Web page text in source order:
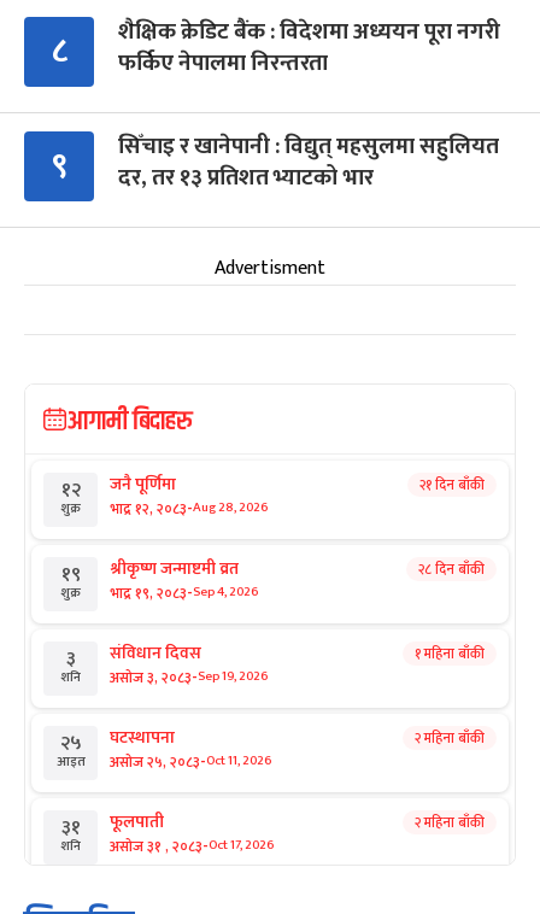
८
शैक्षिक क्रेडिट बैंक : विदेशमा अध्ययन पूरा नगरी
फर्किए नेपालमा निरन्तरता
९
सिँचाइ र खानेपानी : विद्युत् महसुलमा सहुलियत
दर, तर १३ प्रतिशत भ्याटको भार
Advertisment
आगामी बिदाहरु
१२
शुक्र
जनै पूर्णिमा
भाद्र १२, २०८३-Aug 28, 2026
२१ दिन बाँकी
१९
शुक्र
श्रीकृष्ण जन्माष्टमी व्रत
भाद्र १९, २०८३-Sep 4, 2026
२८ दिन बाँकी
३
शनि
संविधान दिवस
असोज ३, २०८३-Sep 19, 2026
१ महिना बाँकी
२५
आइत
घटस्थापना
असोज २५, २०८३-Oct 11, 2026
२ महिना बाँकी
३१
शनि
फूलपाती
असोज ३१ , २०८३-Oct 17, 2026
२ महिना बाँकी
कार्तिक सङ्क्रान्ति